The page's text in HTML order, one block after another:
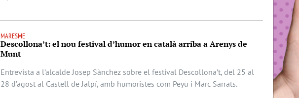
MARESME
Descollona’t: el nou festival d’humor en català arriba a Arenys de
Munt
Entrevista a l’alcalde Josep Sànchez sobre el festival Descollona’t, del 25 al
28 d’agost al Castell de Jalpí, amb humoristes com Peyu i Marc Sarrats.